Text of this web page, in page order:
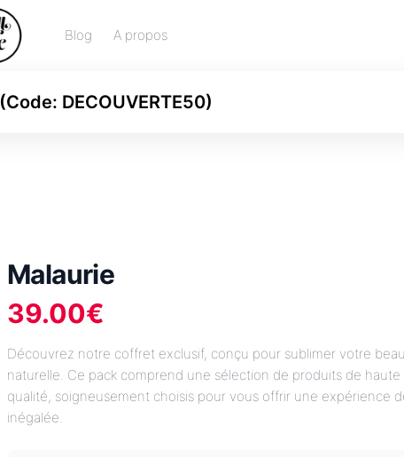
Blog A propos
(Code: DECOUVERTE50)
Malaurie
39.00€
Découvrez notre coffret exclusif, conçu pour sublimer votre
naturelle. Ce pack comprend une sélection de produits de haute
qualité, soigneusement choisis pour vous offrir une expérience
inégalée.